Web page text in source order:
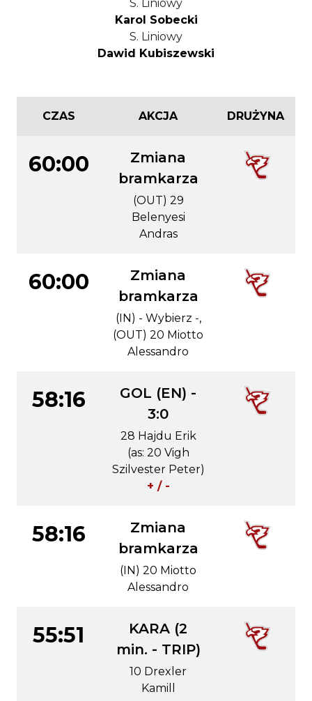
S. Liniowy
Karol Sobecki
S. Liniowy
Dawid Kubiszewski
CZAS AKCJA DRUŻYNA
60:00
Zmiana
bramkarza
(OUT) 29
Belenyesi
Andras
60:00
Zmiana
bramkarza
(IN) - Wybierz -,
(OUT) 20 Miotto
Alessandro
58:16
GOL (EN) -
3:0
28 Hajdu Erik
(as: 20 Vigh
Szilvester Peter)
+ / -
58:16
Zmiana
bramkarza
(IN) 20 Miotto
Alessandro
55:51
KARA (2
min. - TRIP)
10 Drexler
Kamill